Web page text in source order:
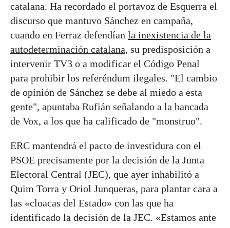
catalana. Ha recordado el portavoz de Esquerra el
discurso que mantuvo Sánchez en campaña,
cuando en Ferraz defendían la inexistencia de la
autodeterminación catalana, su predisposición a
intervenir TV3 o a modificar el Código Penal
para prohibir los referéndum ilegales. "El cambio
de opinión de Sánchez se debe al miedo a esta
gente", apuntaba Rufián señalando a la bancada
de Vox, a los que ha calificado de "monstruo".
ERC mantendrá el pacto de investidura con el
PSOE precisamente por la decisión de la Junta
Electoral Central (JEC), que ayer inhabilitó a
Quim Torra y Oriol Junqueras, para plantar cara a
las «cloacas del Estado» con las que ha
identificado la decisión de la JEC. «Estamos ante